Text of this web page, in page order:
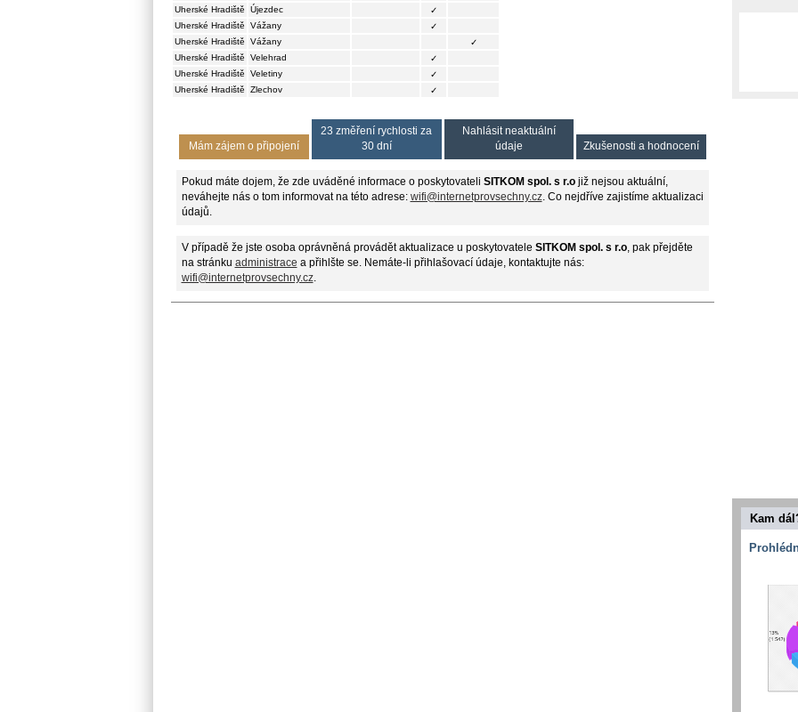
Uherské Hradiště
Újezdec
✓
Uherské Hradiště
Vážany
✓
Uherské Hradiště
Vážany
✓
Uherské Hradiště
Velehrad
✓
Uherské Hradiště
Veletiny
✓
Uherské Hradiště
Zlechov ✓
Mám zájem o připojení
23 změření rychlosti za
30 dní
Nahlásit neaktuální
údaje
Zkušenosti a hodnocení
Pokud máte dojem, že zde uváděné informace o poskytovateli SITKOM spol. s r.ojiž nejsou aktuální,
neváhejte nás o tom informovat na této adrese: wifi@internetprovsechny.cz. Co nejdříve zajistíme aktualizaci
údajů.
V případě že jste osoba oprávněná provádět aktualizace u poskytovatele SITKOM spol. s r.o, pak přejděte
na stránku administrace a přihlšte se. Nemáte-li přihlašovací údaje, kontaktujte nás:
wifi@internetprovsechny.cz.
Kam